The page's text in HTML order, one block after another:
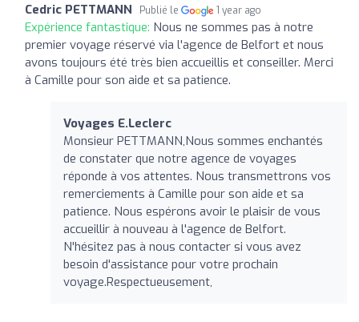
Cedric PETTMANN Publié le 1 year ago
Expérience fantastique: Nous ne sommes pas à notre
premier voyage réservé via l'agence de Belfort et nous
avons toujours été très bien accueillis et conseiller. Merci
à Camille pour son aide et sa patience.
Voyages E.Leclerc
Monsieur PETTMANN,Nous sommes enchantés
de constater que notre agence de voyages
réponde à vos attentes. Nous transmettrons vos
remerciements à Camille pour son aide et sa
patience. Nous espérons avoir le plaisir de vous
accueillir à nouveau à l'agence de Belfort.
N'hésitez pas à nous contacter si vous avez
besoin d'assistance pour votre prochain
voyage.Respectueusement,